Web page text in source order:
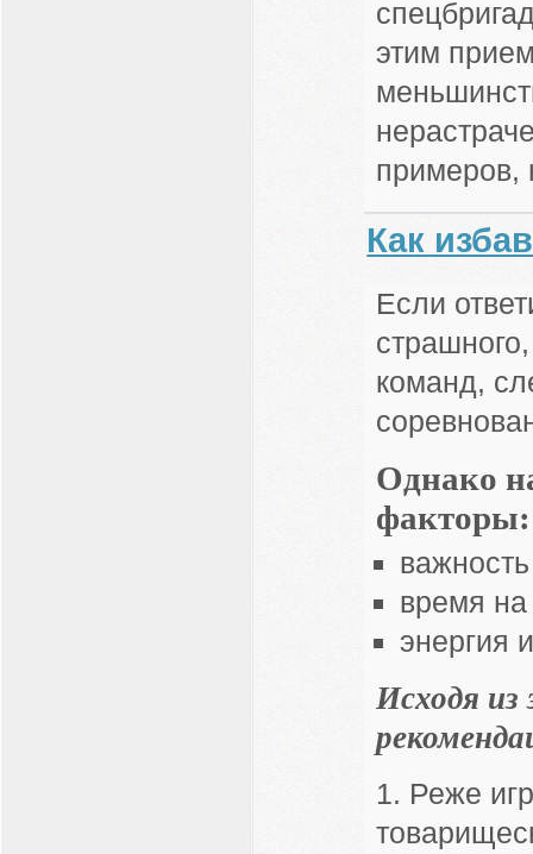
этим
примеров,
Как
Если
команд,
Однако
факторы:
время на
энергия
Исходя
1. Реже